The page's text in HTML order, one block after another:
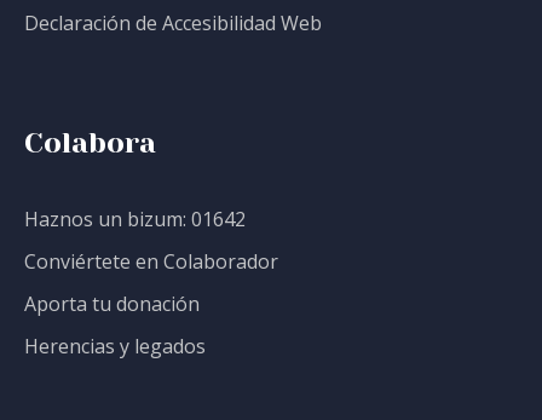
Declaración de Accesibilidad Web
Colabora
Haznos un bizum: 01642
Conviértete en Colaborador
Aporta tu donación
Herencias y legados